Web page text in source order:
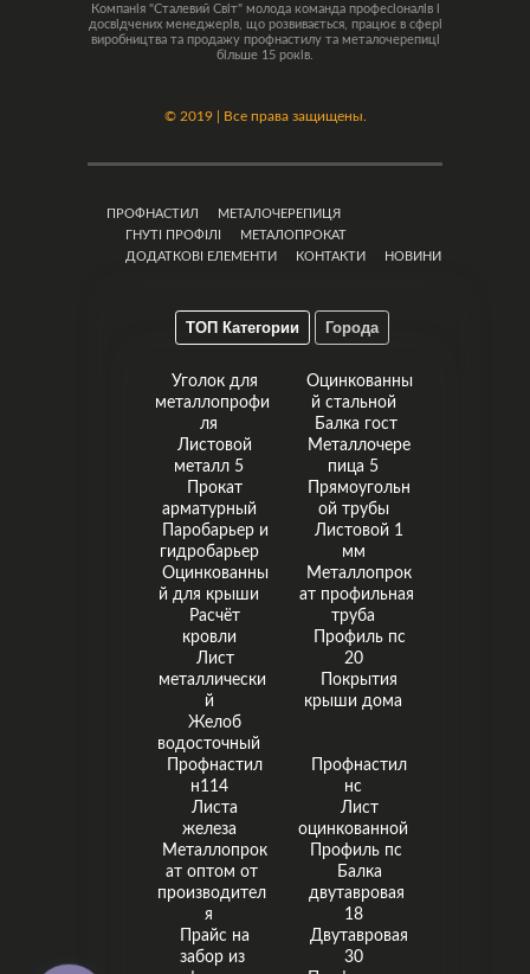
Компанія "Сталевий Світ" молода команда професіоналів і
досвідчених менеджерів, що розвивається, працює в сфері
виробництва та продажу профнастилу та металочерепиці
більше 15 років.
© 2019 | Все права защищены.
ПРОФНАСТИЛ
МЕТАЛОЧЕРЕПИЦЯ
ГНУТІ ПРОФІЛІ
МЕТАЛОПРОКАТ
ДОДАТКОВІ ЕЛЕМЕНТИ
КОНТАКТИ НОВИНИ
ТОП Категории Города
Уголок для
металлопрофи
ля
Листовой
металл 5
Прокат
арматурный
Паробарьер и
гидробарьер
Оцинкованны
й для крыши
Расчёт
кровли
Лист
металлически
й
Желоб
водосточный
Оцинкованны
й стальной
Балка гост
Металлочере
пица 5
Прямоугольн
ой трубы
Листовой 1
мм
Металлопрок
ат профильная
труба
Профиль пс
20
Покрытия
крыши дома
Профнастил
н114
Листа
железа
Металлопрок
ат оптом от
производител
я
Прайс на
забор из
Профнастил
нс
Лист
оцинкованной
Профиль пс
Балка
двутавровая
18
Двутавровая
30